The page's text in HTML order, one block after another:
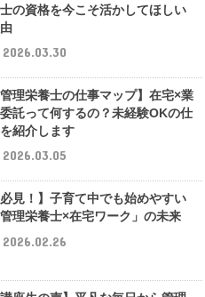
の資格を今こそ活かしてほしい
2026.03.30
管理栄養士の仕事マップ】在宅×業
託って何するの？未経験OKの仕
紹介します
2026.03.05
必見！】子育て中でも始めやすい
管理栄養士×在宅ワーク」の未来
2026.02.26